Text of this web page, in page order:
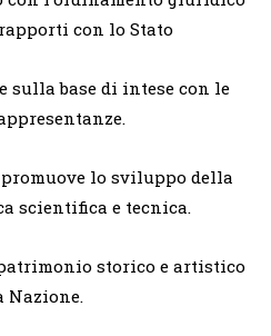
con lo Stato
sulla base di intese con le
promuove lo sviluppo della
scientifica e tecnica.
storico e artistico
Nazione.